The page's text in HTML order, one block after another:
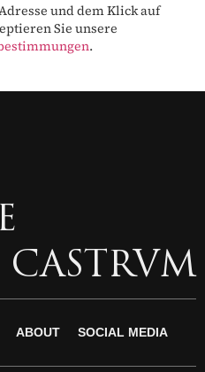
und dem Klick auf
Sie unsere
.
CASTRVM
ABOUT SOCIAL MEDIA